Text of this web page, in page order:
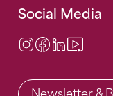
Social Media
Instagram
Facebook
LinkedIn